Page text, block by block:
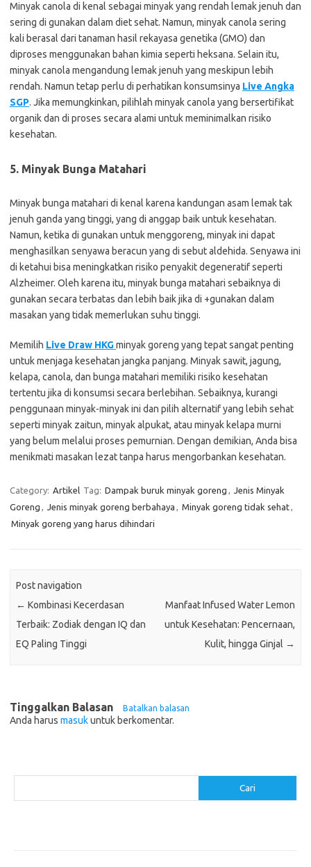
Minyak canola di kenal sebagai minyak yang rendah lemak jenuh dan
sering di gunakan dalam diet sehat. Namun, minyak canola sering
kali berasal dari tanaman hasil rekayasa genetika (GMO) dan
diproses menggunakan bahan kimia seperti heksana. Selain itu,
minyak canola mengandung lemak jenuh yang meskipun lebih
rendah. Namun tetap perlu di perhatikan konsumsinya Live Angka
SGP. Jika memungkinkan, pilihlah minyak canola yang bersertifikat
organik dan di proses secara alami untuk meminimalkan risiko
kesehatan.
5. Minyak Bunga Matahari
Minyak bunga matahari di kenal karena kandungan asam lemak tak
jenuh ganda yang tinggi, yang di anggap baik untuk kesehatan.
Namun, ketika di gunakan untuk menggoreng, minyak ini dapat
menghasilkan senyawa beracun yang di sebut aldehida. Senyawa ini
di ketahui bisa meningkatkan risiko penyakit degeneratif seperti
Alzheimer. Oleh karena itu, minyak bunga matahari sebaiknya di
gunakan secara terbatas dan lebih baik jika di +gunakan dalam
masakan yang tidak memerlukan suhu tinggi.
Memilih Live Draw HKGminyak goreng yang tepat sangat penting
untuk menjaga kesehatan jangka panjang. Minyak sawit, jagung,
kelapa, canola, dan bunga matahari memiliki risiko kesehatan
tertentu jika di konsumsi secara berlebihan. Sebaiknya, kurangi
penggunaan minyak-minyak ini dan pilih alternatif yang lebih sehat
seperti minyak zaitun, minyak alpukat, atau minyak kelapa murni
yang belum melalui proses pemurnian. Dengan demikian, Anda bisa
menikmati masakan lezat tanpa harus mengorbankan kesehatan.
Category: Artikel Tag: Dampak buruk minyak goreng , Jenis Minyak
Goreng , Jenis minyak goreng berbahaya , Minyak goreng tidak sehat,
Minyak goreng yang harus dihindari
Post navigation
← Kombinasi Kecerdasan
Terbaik: Zodiak dengan IQ dan
EQ Paling Tinggi
Manfaat Infused Water Lemon
untuk Kesehatan: Pencernaan,
Kulit, hingga Ginjal →
Tinggalkan Balasan Batalkan balasan
Anda harus masukuntuk berkomentar.
Cari